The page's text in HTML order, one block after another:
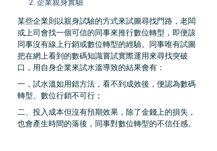
企業親身實驗
某些企業則以親身試驗的方式來試圖尋找門路，老闆
或上司會找一個可信的同事來推行數位轉型，即便該
同事沒有線上行銷或數位轉型的經驗。同事唯有試圖
把在網上看到的數碼知識嘗試實際運用來尋找突破
口，用自身企業來試水溫導致的結果會有：
一，試水溫如用錯方法，看不到成效後，便認為數碼
轉型、數位行銷不可行；
二、投入成本但沒有預期效果，除了金錢上的損失，
也會產生時間的落後，同事對數位轉型的不信任感。